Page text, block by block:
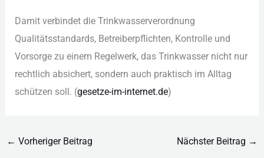
Dam︇it ver︇bindet die︇ Tri︇nkwasserverordnung
Qua︇litätsstandards, Bet︇reiberpflichten, Kon︇trolle und︇
Vor︇sorge zu ein︇em Reg︇elwerk, das︇ Tri︇nkwasser nic︇ht nur︇
rec︇htlich abs︇ichert, son︇dern auc︇h pra︇ktisch im All︇tag
sch︇ützen sol︇l. (‬ges︇etze-im-int︇ernet.de)‬
← Vorheriger Beitrag Nächster Beitrag →